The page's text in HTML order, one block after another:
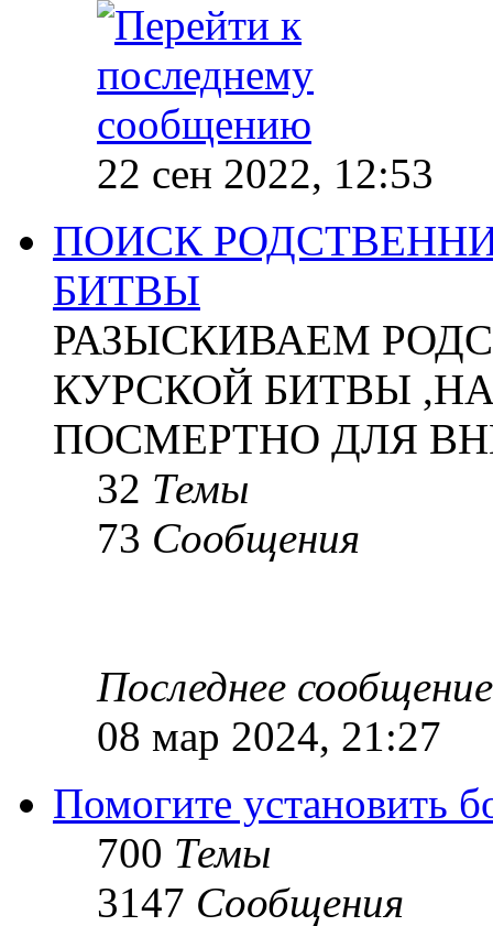
22 сен 2022, 12:53
ПОИСК
БИТВЫ
РАЗЫСКИВАЕМ
КУРСКОЙ БИТВЫ
ПОСМЕРТНО ДЛЯ
32 Темы
73 Сообщения
Последнее сообщение
08 мар 2024, 21:27
Помогите установить
700 Темы
3147 Сообщения